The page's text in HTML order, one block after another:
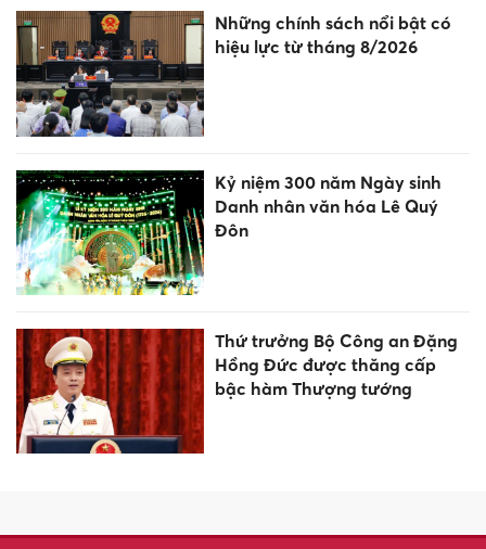
quả thi tốt nghiệp THPT vì
gian lận
nội trú ươm mầm nguồn nhân
lực người DTTS
điểm nghẽn chuyển đổi số:
Tăng tốc để Nghị quyết 57 đi
vào cuộc sống